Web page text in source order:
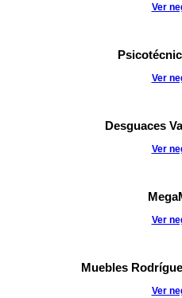
Ver
Ver
Desguaces
Ver
Ver
Muebles
Ver